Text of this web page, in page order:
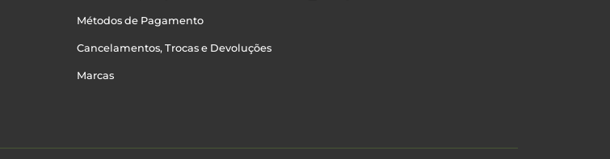
Métodos de Pagamento
Cancelamentos, Trocas e Devoluções
Marcas